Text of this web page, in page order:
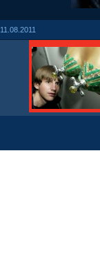
11.08.2011